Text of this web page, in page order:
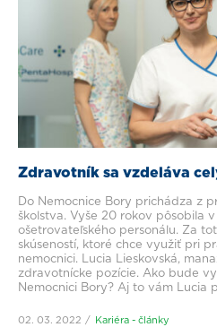
Zdravotník sa vzdeláva
Do Nemocnice Bory prichádza z
školstva. Vyše 20 rokov pôsobila
ošetrovateľského personálu. Za
skúseností, ktoré chce využiť pri práci v novej bratislavskej
nemocnici. Lucia Lieskovská,
zdravotnícke pozície. Ako bude
Nemocnici Bory? Aj to vám Lucia
02. 03. 2022 Kariéra - články